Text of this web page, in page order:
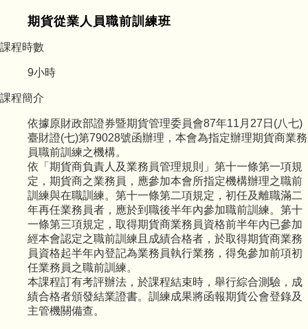
期貨從業人員職前訓練班
課程時數
9小時
課程簡介
依據原財政部證券暨期貨管理委員會87年11月27日(八七)
臺財證(七)第79028號函辦理，本會為指定辦理期貨商業務
員職前訓練之機構。
依「期貨商負責人及業務員管理規則」第十一條第一項規
定，期貨商之業務員，應參加本會所指定機構辦理之職前
訓練與在職訓練。第十一條第二項規定，初任及離職滿二
年再任業務員者，應於到職後半年內參加職前訓練。第十
一條第三項規定，取得期貨商業務員資格前半年內已參加
經本會認定之職前訓練且成績合格者，於取得期貨商業務
員資格起半年內登記為業務員執行業務，得免參加前項初
任業務員之職前訓練。
本課程訂有考評辦法，於課程結束時，舉行綜合測驗，成
績合格者頒發結業證書。訓練成果將函報期貨公會登錄及
主管機關備查。